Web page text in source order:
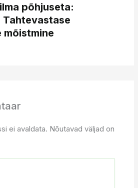
põhjuseta:
Tahtevastase
mõistmine
ei avaldata. Nõutavad väljad on